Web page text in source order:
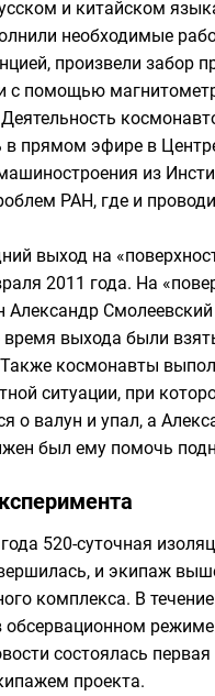
и китайском
необходимые
произвели забор
с помощью
в прямом эфире в
из
РАН, где и
выход на
2011 года. На
время выхода были
космонавты
ситуации, при
о валун и упал, а
был ему помочь
520-суточная
и экипаж
комплекса. В
обсервационном
состоялась первая
проекта.